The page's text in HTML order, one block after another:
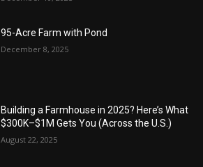
95-Acre Farm with Pond
December 8, 2025
Building a Farmhouse in 2025? Here’s What
$300K–$1M Gets You (Across the U.S.)
August 22, 2025